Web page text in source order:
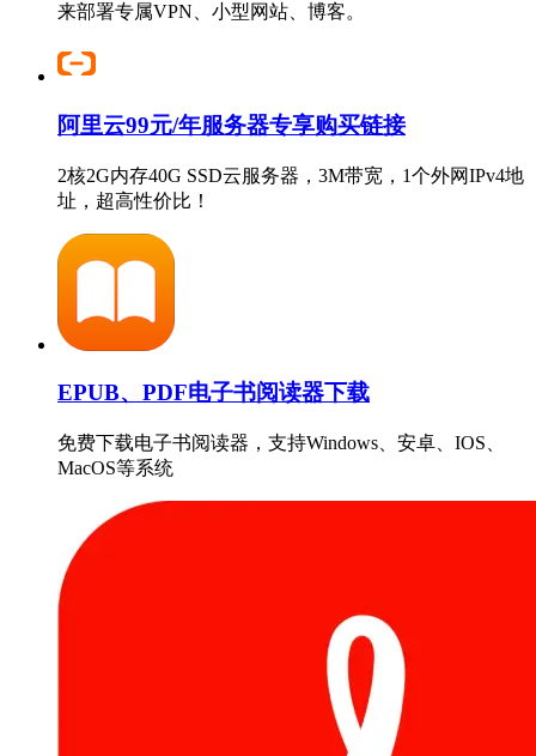
来部署专属VPN、小型网站、博客。
阿里云99元/年服务器专享购买链接
2核2G内存40G SSD云服务器，3M带宽，1个外网IPv4地
址，超高性价比！
EPUB、PDF电子书阅读器下载
免费下载电子书阅读器，支持Windows、安卓、IOS、
MacOS等系统